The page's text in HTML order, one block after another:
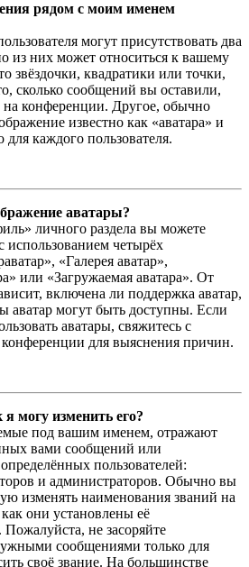
рядом с моим именем
могут присутствовать два
из них может относиться к вашему
звёздочки, квадратики или точки,
сколько сообщений вы оставили,
на конференции. Другое, обычно
известно как «аватара» и
каждого пользователя.
аватары?
личного раздела вы можете
использованием четырёх
«Галерея аватар»,
или «Загружаемая аватара». От
включена ли поддержка аватар,
аватар могут быть доступны. Если
аватары, свяжитесь с
для выяснения причин.
могу изменить его?
под вашим именем, отражают
вами сообщений или
пользователей:
и администраторов. Обычно вы
изменять наименования званий на
они установлены её
не засоряйте
сообщениями только для
своё звание. На большинстве